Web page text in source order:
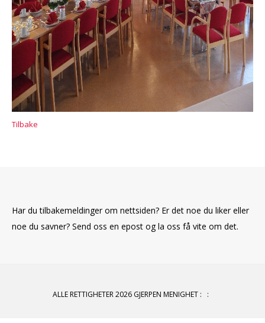
Tilbake
Har du tilbakemeldinger om nettsiden? Er det noe du liker eller
noe du savner? Send oss en epost og la oss få vite om det.
ALLE RETTIGHETER 2026 GJERPEN MENIGHET : :